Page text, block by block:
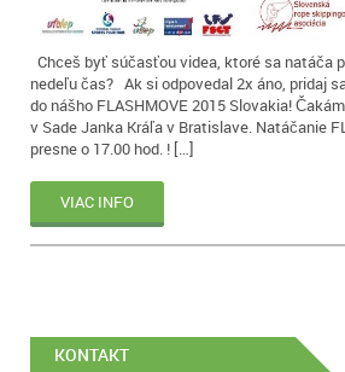
Chceš byť súčasťou videa, ktoré sa natáča
nedeľu čas? Ak si odpovedal 2x áno, pridaj
do nášho FLASHMOVE 2015 Slovakia!
v Sade Janka Kráľa v Bratislave. Natáčanie
presne o 17.00 hod. ! […]
VIAC INFO
KONTAKT